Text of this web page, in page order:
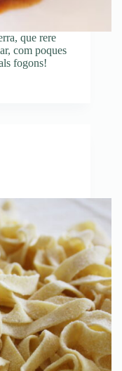
que rere
com poques
fogons!